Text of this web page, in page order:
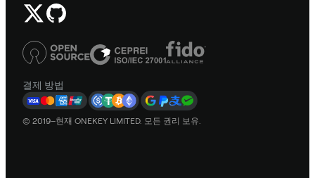
결제 방법
© 2019–현재 ONEKEY LIMITED. 모든 권리 보유.